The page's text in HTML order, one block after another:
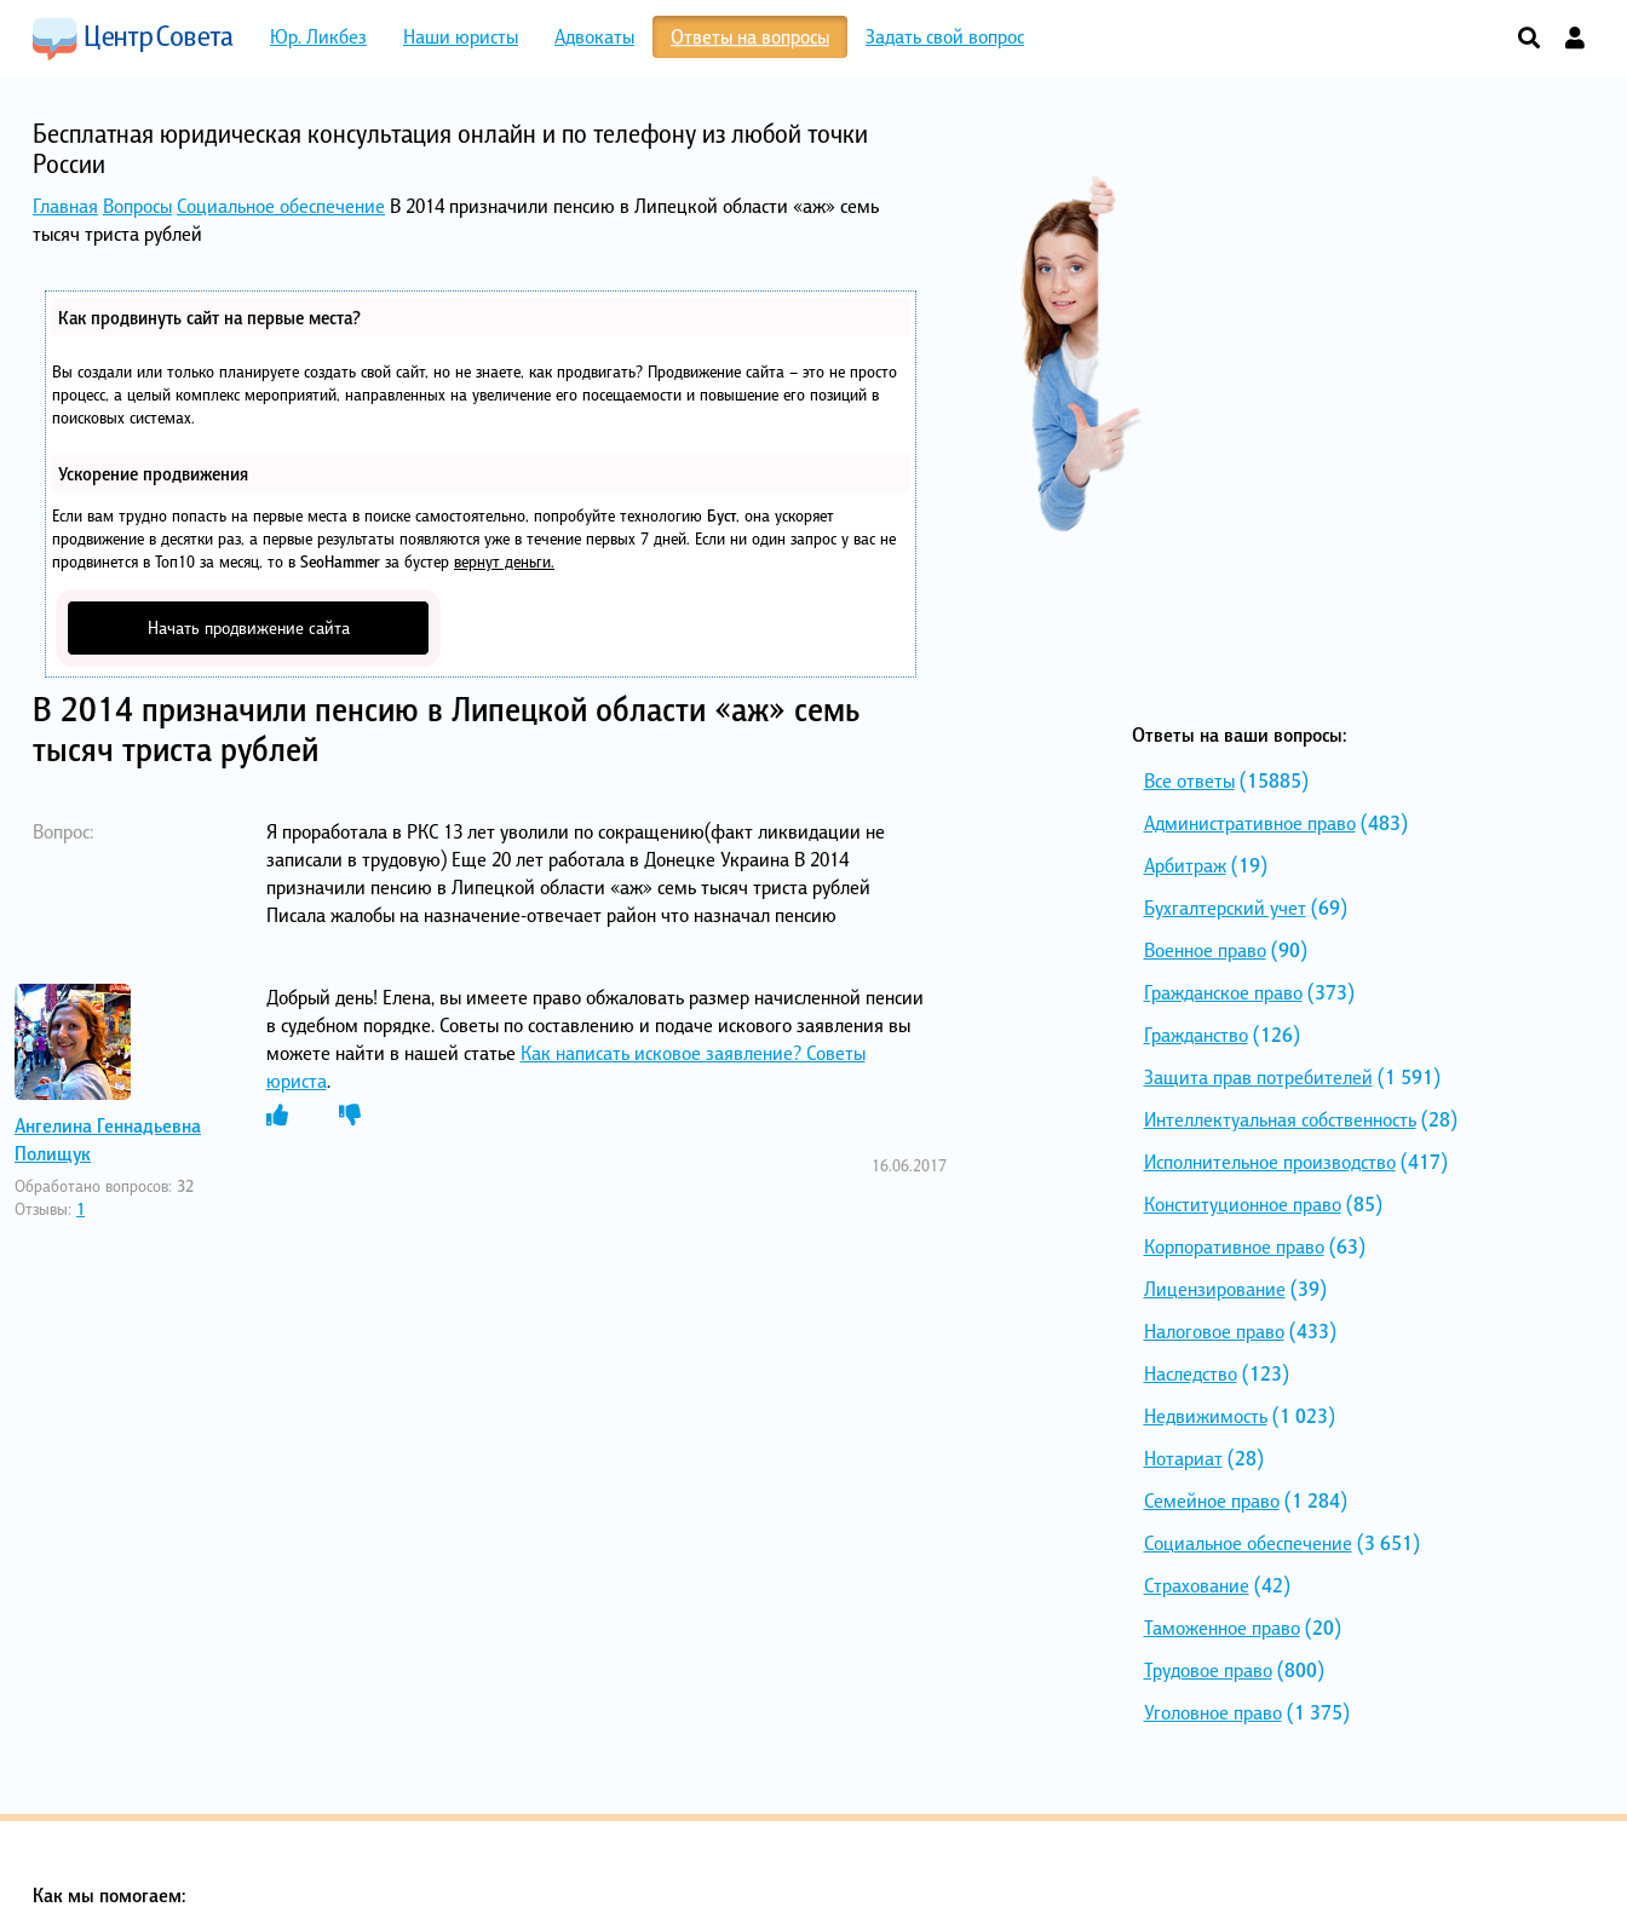
Юр. Ликбез Наши юристы Адвокаты Ответы на вопросы Задать свой вопрос
Бесплатная юридическая консультация онлайн и по телефону из любой точки
России
Главная ВопросыСоциальное обеспечение В 2014 призначили пенсию в Липецкой области «аж» семь
тысяч триста рублей
Как продвинуть сайт на первые места?
Вы создали или только планируете создать свой сайт, но не знаете, как продвигать? Продвижение сайта – это не просто
процесс, а целый комплекс мероприятий, направленных на увеличение его посещаемости и повышение его позиций в
поисковых системах.
Ускорение продвижения
Если вам трудно попасть на первые места в поиске самостоятельно, попробуйте технологию Буст, она ускоряет
продвижение в десятки раз, а первые результаты появляются уже в течение первых 7 дней. Если ни один запрос у вас не
продвинется в Топ10 за месяц, то в SeoHammer за бустер вернут деньги.
Начать продвижение сайта
В 2014 призначили пенсию в Липецкой области «аж» семь
тысяч триста рублей
Вопрос:
Я проработала в РКС 13 лет уволили по сокращению(факт ликвидации не
записали в трудовую) Еще 20 лет работала в Донецке Украина В 2014
призначили пенсию в Липецкой области «аж» семь тысяч триста рублей
Писала жалобы на назначение-отвечает район что назначал пенсию
Ангелина Геннадьевна
Полищук
Обработано вопросов: 32
Отзывы: 1
Добрый день! Елена, вы имеете право обжаловать размер начисленной пенсии
в судебном порядке. Советы по составлению и подаче искового заявления вы
можете найти в нашей статье Как написать исковое заявление? Советы
юриста.
16.06.2017
Ответы на ваши вопросы:
Все ответы(15885)
Административное право(483)
Арбитраж(19)
Бухгалтерский учет(69)
Военное право(90)
Гражданское право(373)
Гражданство(126)
Защита прав потребителей (1 591)
Интеллектуальная собственность(28)
Исполнительное производство(417)
Конституционное право(85)
Корпоративное право(63)
Лицензирование (39)
Налоговое право(433)
Наследство(123)
Недвижимость(1 023)
Нотариат(28)
Семейное право(1 284)
Социальное обеспечение (3 651)
Страхование (42)
Таможенное право(20)
Трудовое право(800)
Уголовное право(1 375)
Как мы помогаем: